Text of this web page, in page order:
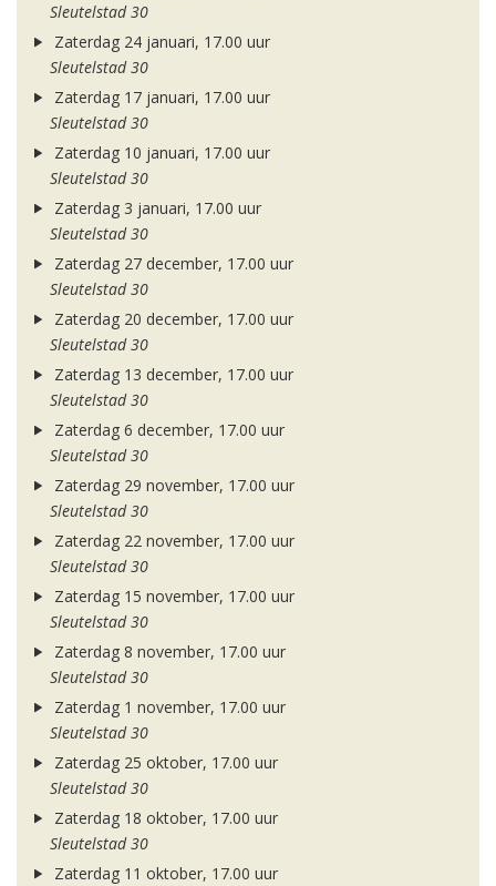
Sleutelstad 30
Zaterdag 24 januari, 17.00 uur
Sleutelstad 30
Zaterdag 17 januari, 17.00 uur
Sleutelstad 30
Zaterdag 10 januari, 17.00 uur
Sleutelstad 30
Zaterdag 3 januari, 17.00 uur
Sleutelstad 30
Zaterdag 27 december, 17.00 uur
Sleutelstad 30
Zaterdag 20 december, 17.00 uur
Sleutelstad 30
Zaterdag 13 december, 17.00 uur
Sleutelstad 30
Zaterdag 6 december, 17.00 uur
Sleutelstad 30
Zaterdag 29 november, 17.00 uur
Sleutelstad 30
Zaterdag 22 november, 17.00 uur
Sleutelstad 30
Zaterdag 15 november, 17.00 uur
Sleutelstad 30
Zaterdag 8 november, 17.00 uur
Sleutelstad 30
Zaterdag 1 november, 17.00 uur
Sleutelstad 30
Zaterdag 25 oktober, 17.00 uur
Sleutelstad 30
Zaterdag 18 oktober, 17.00 uur
Sleutelstad 30
Zaterdag 11 oktober, 17.00 uur